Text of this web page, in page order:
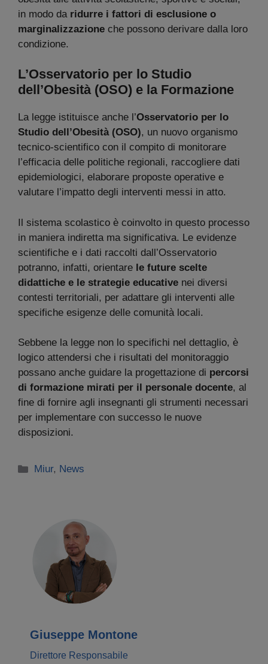
in modo da ridurre i fattori di esclusione o
marginalizzazione che possono derivare dalla loro
condizione.
L’Osservatorio per lo Studio
dell’Obesità (OSO) e la Formazione
La legge istituisce anche l’Osservatorio per lo
Studio dell’Obesità (OSO), un nuovo organismo
tecnico-scientifico con il compito di monitorare
l’efficacia delle politiche regionali, raccogliere dati
epidemiologici, elaborare proposte operative e
valutare l’impatto degli interventi messi in atto.
Il sistema scolastico è coinvolto in questo processo
in maniera indiretta ma significativa. Le evidenze
scientifiche e i dati raccolti dall’Osservatorio
potranno, infatti, orientare le future scelte
didattiche e le strategie educative nei diversi
contesti territoriali, per adattare gli interventi alle
specifiche esigenze delle comunità locali.
Sebbene la legge non lo specifichi nel dettaglio, è
logico attendersi che i risultati del monitoraggio
possano anche guidare la progettazione di percorsi
di formazione mirati per il personale docente, al
fine di fornire agli insegnanti gli strumenti necessari
per implementare con successo le nuove
disposizioni.
Categorie
Miur, News
Giuseppe Montone
Direttore Responsabile